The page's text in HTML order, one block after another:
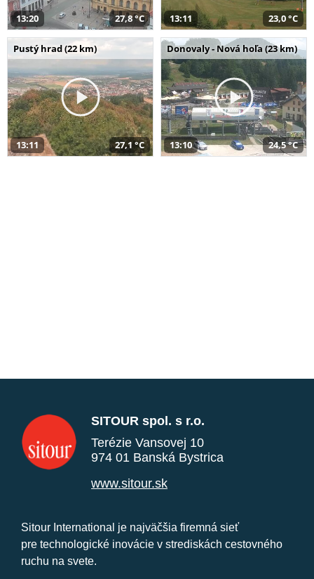
13:20 27,8 °C 13:11 23,0 °C
Pustý hrad (22 km)
13:11 27,1 °C
Donovaly - Nová hoľa (23 km)
13:10 24,5 °C
SITOUR spol. s r.o.
Terézie Vansovej 10
974 01 Banská Bystrica
www.sitour.sk
Sitour International je najväčšia firemná sieť
pre technologické inovácie v strediskách cestovného
ruchu na svete.